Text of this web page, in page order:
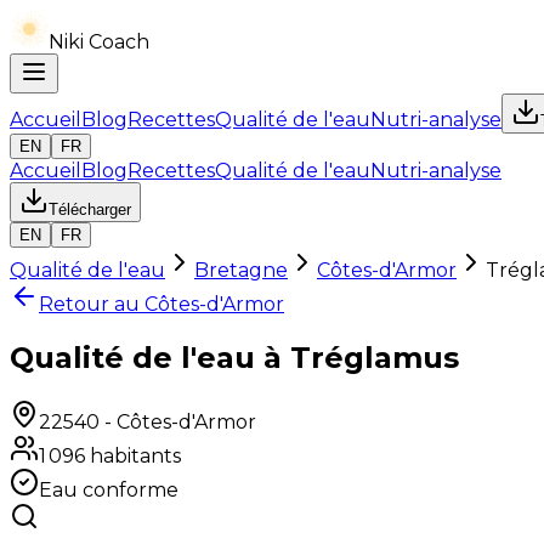
Niki Coach
Accueil BlogRecettesQualité de l'eauNutri-analyse
EN
FR
Accueil BlogRecettesQualité de l'eauNutri-analyse
Télécharger
EN
FR
Qualité de l'eau Bretagne Côtes-d'Armor
Retour au Côtes-d'Armor
Qualité de l'eau à Tréglamus
22540 - Côtes-d'Armor
1 096 habitants
Eau conforme